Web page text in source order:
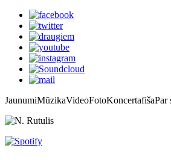
JaunumiMūzikaVideoFotoKoncertafišaPar